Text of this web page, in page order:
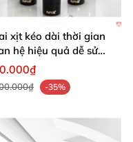
hệ từ 30 đến 45
bằng miệng
xịt kéo dài thời gian
hệ hiệu quả dễ sử
-35%